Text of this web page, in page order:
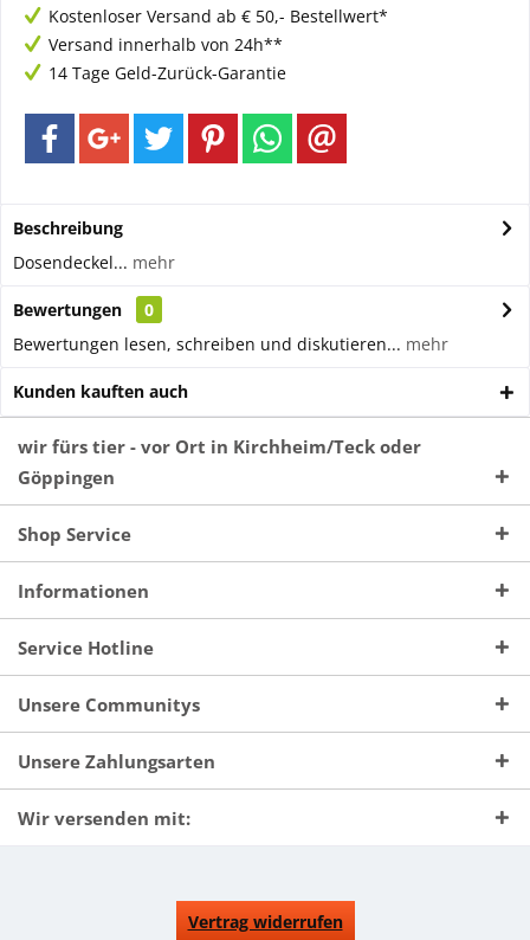
Kostenloser Versand ab € 50,- Bestellwert*
Versand innerhalb von 24h**
14 Tage Geld-Zurück-Garantie
Beschreibung
Dosendeckel... mehr
Bewertungen
0
Bewertungen lesen, schreiben und diskutieren... mehr
Kunden kauften auch
wir fürs tier - vor Ort in Kirchheim/Teck oder
Göppingen
Shop Service
Informationen
Service Hotline
Unsere Communitys
Unsere Zahlungsarten
Wir versenden mit:
Vertrag widerrufen